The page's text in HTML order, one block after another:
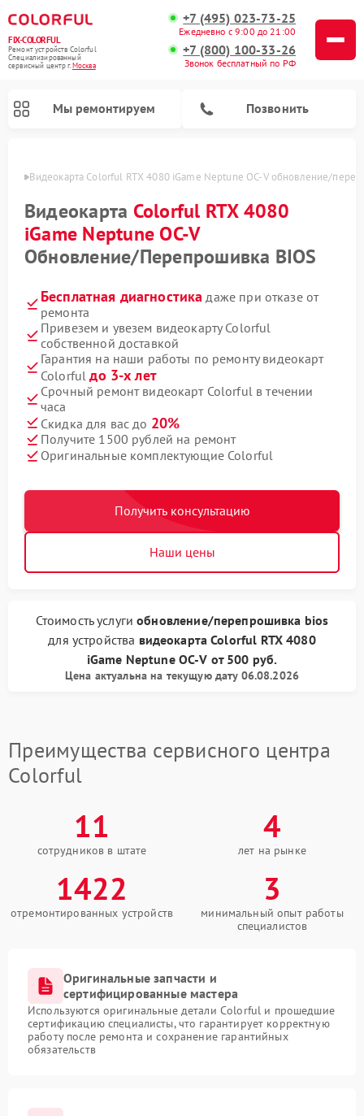
FIX-COLORFUL
Ремонт устройств Colorful
Специализированный
cервисный центр г.Москва
+7 (495) 023-73-25
Ежедневно с 9:00 до 21:00
+7 (800) 100-33-26
Звонок бесплатный по РФ
Мы ремонтируем Позвонить
Видеокарта Colorful RTX 4080 iGame Neptune OC-V обновление/
Видеокарта Colorful RTX 4080
iGame Neptune OC-V
Обновление/Перепрошивка BIOS
Бесплатная диагностика даже при отказе от
ремонта
Привезем и увезем видеокарту Colorful
собственной доставкой
Гарантия на наши работы по ремонту видеокарт
Colorfulдо 3-х лет
Срочный ремонт видеокарт Colorful в течении
часа
Скидка для вас до 20%
Получите 1500 рублей на ремонт
Оригинальные комплектующие Colorful
Получить консультацию
Наши цены
Стоимость услугиобновление/перепрошивка bios
для устройства видеокарта Colorful RTX 4080
iGame Neptune OC-V от 500 руб.
Цена актуальна на текущую дату 06.08.2026
Преимущества сервисного центра
Colorful
11
сотрудников в штате
4
лет на рынке
1422
отремонтированных устройств
3
минимальный опыт работы
специалистов
Оригинальные запчасти и
сертифицированные мастера
Используются оригинальные детали Colorful и прошедшие
сертификацию специалисты, что гарантирует корректную
работу после ремонта и сохранение гарантийных
обязательств